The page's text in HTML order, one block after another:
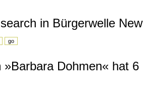
in Bürgerwelle
»Barbara Dohmen« hat